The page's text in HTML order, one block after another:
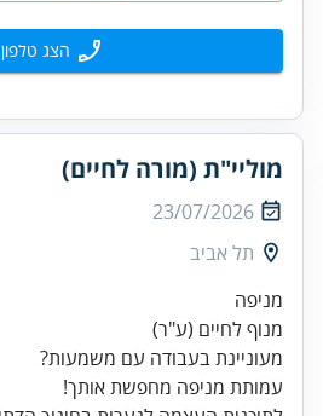
הצג טלפון
מוליי"ת (מורה לחיים)
23/07/2026
תל אביב
מנוף לחיים (ע"ר)
עמותת מניפה מחפשת אותך!